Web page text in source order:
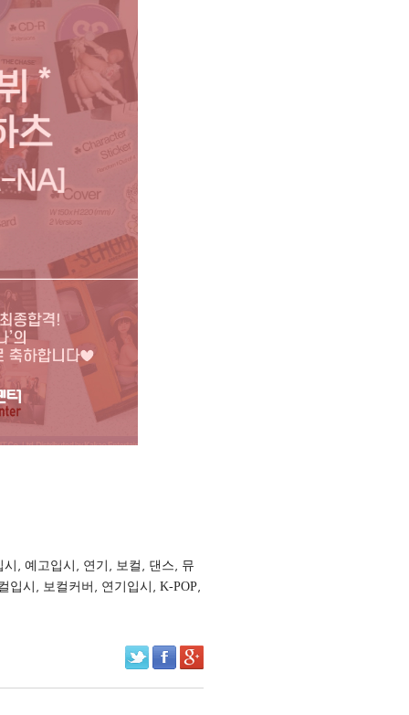
예고입시 연기 보컬 댄스
뮤
입시
보컬커버 연기입시 K-POP,